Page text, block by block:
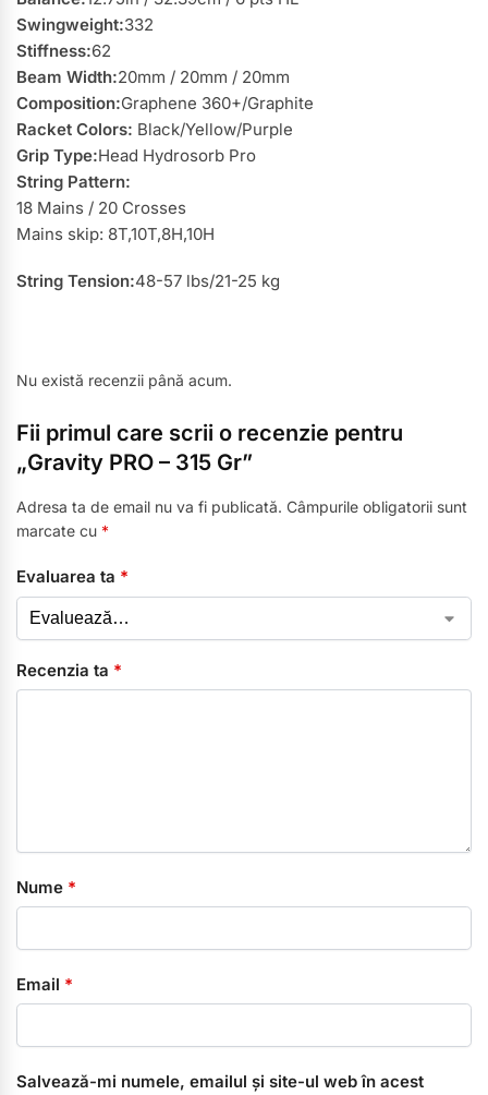
Swingweight:332
Stiffness:62
Beam Width:20mm / 20mm / 20mm
Composition:Graphene 360+/Graphite
Racket Colors: Black/Yellow/Purple
Grip Type:Head Hydrosorb Pro
String Pattern:
18 Mains / 20 Crosses
Mains skip: 8T,10T,8H,10H
String Tension:48-57 lbs/21-25 kg
Nu există recenzii până acum.
Fii primul care scrii o recenzie pentru
„Gravity PRO – 315 Gr”
Adresa ta de email nu va fi publicată. Câmpurile obligatorii sunt
marcate cu *
Evaluarea ta *
Recenzia ta *
Nume *
Email *
Salvează-mi numele, emailul și site-ul web în acest